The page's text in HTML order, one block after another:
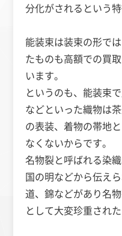
分化がされるという
能装束は装束の形で
たものも高額での買
います。
というのも、能装束
などといった織物は
の表装、着物の帯地
なくないからです。
名物裂と呼ばれる染
国の明などから伝え
道、錦などがあり名
として大変珍重された